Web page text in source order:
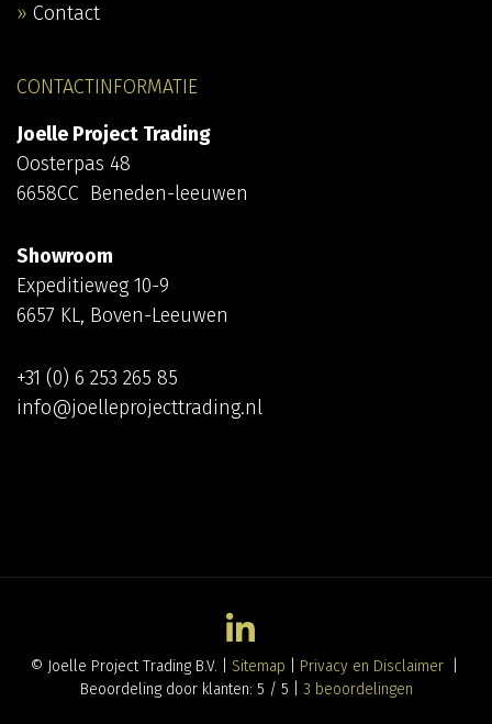
Contact
CONTACTINFORMATIE
Joelle Project Trading
Oosterpas 48
6658CC Beneden-leeuwen
Showroom
Expeditieweg 10-9
6657 KL, Boven-Leeuwen
+31 (0) 6 253 265 85
info@joelleprojecttrading.nl
© Joelle Project Trading B.V. | Sitemap Privacy en Disclaimer|
Beoordelingdoor klanten: 5 / 5 3 beoordelingen